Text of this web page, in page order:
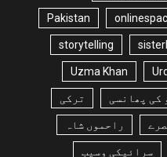
Pakistan
storytelling
Uzma Khan
کی پھانسی ترکی
راحموں شاہ
سرائیکی وسیب